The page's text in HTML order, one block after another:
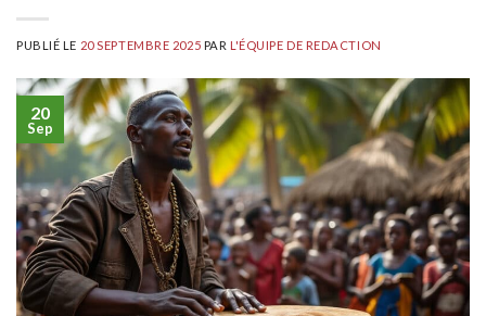
PUBLIÉ LE 20 SEPTEMBRE 2025 PAR L'ÉQUIPE DE REDACTION
20
Sep